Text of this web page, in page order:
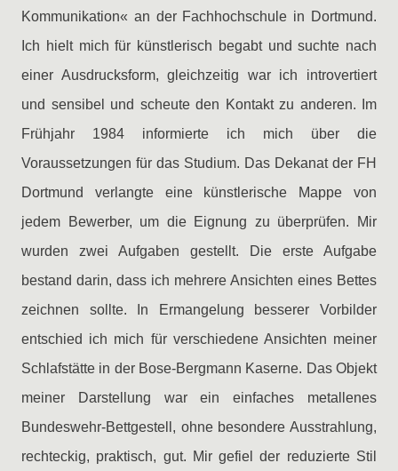
Kommunikation« an der Fachhochschule in Dortmund.
Ich hielt mich für künstlerisch begabt und suchte nach
einer Ausdrucksform, gleichzeitig war ich introvertiert
und sensibel und scheute den Kontakt zu anderen. Im
Frühjahr 1984 informierte ich mich über die
Voraussetzungen für das Studium. Das Dekanat der FH
Dortmund verlangte eine künstlerische Mappe von
jedem Bewerber, um die Eignung zu überprüfen. Mir
wurden zwei Aufgaben gestellt. Die erste Aufgabe
bestand darin, dass ich mehrere Ansichten eines Bettes
zeichnen sollte. In Ermangelung besserer Vorbilder
entschied ich mich für verschiedene Ansichten meiner
Schlafstätte in der Bose-Bergmann Kaserne. Das Objekt
meiner Darstellung war ein einfaches metallenes
Bundeswehr-Bettgestell, ohne besondere Ausstrahlung,
rechteckig, praktisch, gut. Mir gefiel der reduzierte Stil